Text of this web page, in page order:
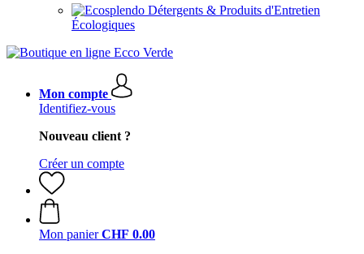
Détergents & Produits d'Entretien
Écologiques
Mon compte
Identifiez-vous
Nouveau client ?
Créer un compte
Mon panier CHF 0.00